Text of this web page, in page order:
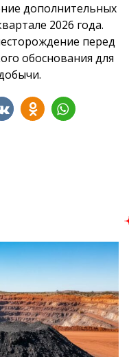
дополнительных
2026 года.
перед
обоснования для